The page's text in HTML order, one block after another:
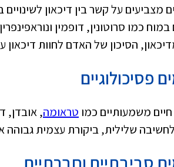
מצביעים על קשר בין דיכאון
במוח כמו סרוטונין, דופמין
הסיכון של האדם לחוות דיכאון
פסיכולוגיים
חיים משמעותיים כמו טראומה, אובדן,
שלילית, ביקורת עצמית גבוהה